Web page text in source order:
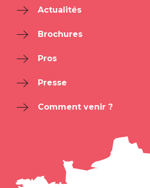
Actualités
Brochures
Pros
Presse
Comment venir ?